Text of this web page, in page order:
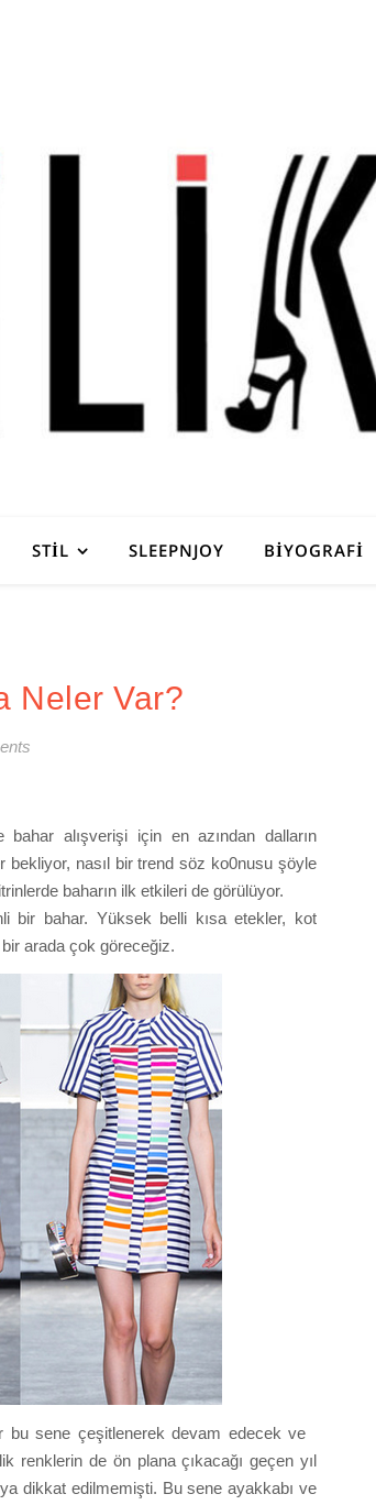
STIL SLEEPNJOY BIYOGRAFI
Neler Var?
alışverişi için en azından dalların
bekliyor, nasıl bir trend söz ko0nusu şöyle
baharın ilk etkileri de görülüyor.
bir bahar. Yüksek belli kısa etekler, kot
arada çok göreceğiz.
bu sene çeşitlenerek devam edecek ve
renklerin de ön plana çıkacağı geçen yıl
dikkat edilmemişti. Bu sene ayakkabı ve